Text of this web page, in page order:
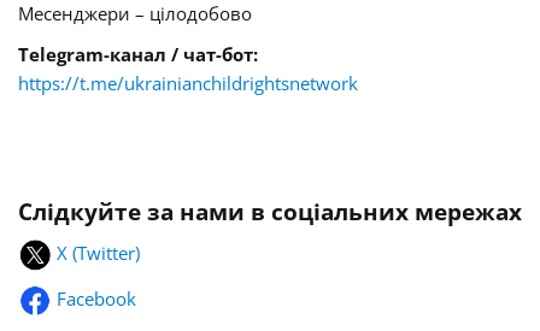
Месенджери – цілодобово
Telegram-канал / чат-бот:
https://t.me/ukrainianchildrightsnetwork
Слідкуйте за нами в соціальних мережах
X (Twitter)
Facebook